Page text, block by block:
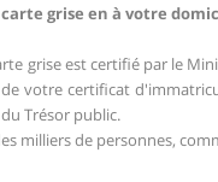
grise en à votre
grise est certifié par le
votre certificat
Trésor public.
milliers de personnes,